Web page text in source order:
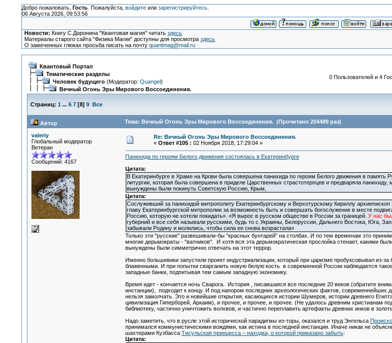
Добро пожаловать, Гость. Пожалуйста, войдитеили зарегистрируйтесь.
06 Августа 2026, 09:53:56
Новости: Книгу С.Доронина "Квантовая магия" читатьздесь
Материалы старого сайта "Физика Магии" доступны для просмотраздесь
О замеченных глюках просьба писать на почтуquantmag@mail.ru
Квантовый Портал
Тематические разделы
Человек будущего(Модератор: Quangel)
Вечный Огонь Эры Мирового Воссоединения.
0 Пользователей и 4
Страниц: 1 ... 6 7[8] 9 Все
Автор Тема: Вечный Огонь Эры Мирового Воссоединения. (Прочитано 204489 раз)
valeriy
Глобальный модератор
Ветеран
Сообщений: 4167
Re: Вечный Огонь Эры Мирового Воссоединения.
« Ответ #105 : 02 Ноября 2018, 17:29:04 »
Панихида по героям Белого движения состоялась в Екатеринбурге
Цитата:
В Екатеринбурге в Храме на Крови была совершена панихида по героям Белого движения в память
литургии, которая была совершена в приделе Царственных страстотерпцев и предваряла
вынуждены были покинуть Советскую Россию, Крым,
Цитата:
Сослуживший за панихидой митрополиту Екатеринбургскому и Верхотурскому Кириллу
главу Екатеринбургской митрополии за возможность быть и совершать богослужение в месте
Россию, которую не хотели покидать». «Я вырос в русском обществе в России за границей. У нас
губерний и все себя называли русскими, будь то с Украины, Белоруссии, Дальнего Востока, Юга,
забывали Родину и молились, чтобы сила ее снова возрастала»
Только эти "русские" развешивали-бы "красных бунтарей" на столбах. И по тем временам это
многие дерьмократы - "ватников". И хотя вся эта дерьмократическая прослойка стенает, какими
вынуждены были симметрично отвечать на этот террор.
Именно большевики запустили проект индустриализации, который при царизме пробуксовывал из-
блаженными. И при попытки сварганить новую белую кость в современной России наблюдается
западные банки, подпитывая тем самым западную экономику.
Время идет - кончается ночь Сварога. История , писавшаяся все последние 20 веков (обратите
инстанции), подходит к концу. И под напором последних археологических фактов,
нельзя замолчать. Это и новейшие открытия, касающихся истории Шумеров, истории древнего
цивилизация Гиперборей, Аркаим), и прочее, и прочее, и прочее. (Не удалось древним христианам
библиотеку, частично уничтожить волхвов, и частично переплавить артефакты древних инков в
Надо заметить, что в русле этой исторической парадигмы из-торы, оказался и труд Энгельса
принимался коммунистическими вождями, как истина в последней инстанции. Иначе никак не
шахтерами Кузбасса Тисульская принцесса – находка, о которой приказано забыть:
Цитата: